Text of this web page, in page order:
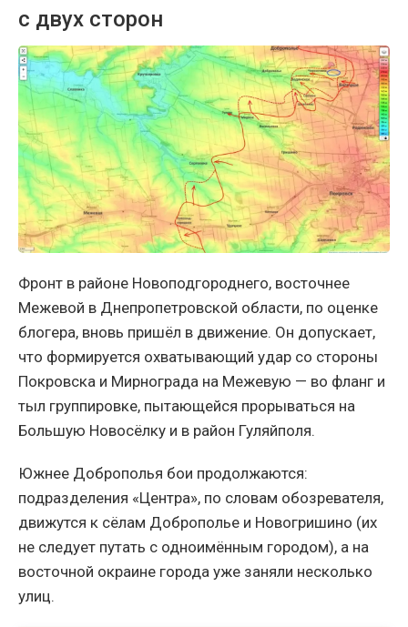
с двух сторон
Фронт в районе Новоподгороднего, восточнее
Межевой в Днепропетровской области, по оценке
блогера, вновь пришёл в движение. Он допускает,
что формируется охватывающий удар со стороны
Покровска и Мирнограда на Межевую — во фланг и
тыл группировке, пытающейся прорываться на
Большую Новосёлку и в район Гуляйполя.
Южнее Доброполья бои продолжаются:
подразделения «Центра», по словам обозревателя,
движутся к сёлам Доброполье и Новогришино (их
не следует путать с одноимённым городом), а на
восточной окраине города уже заняли несколько
улиц.